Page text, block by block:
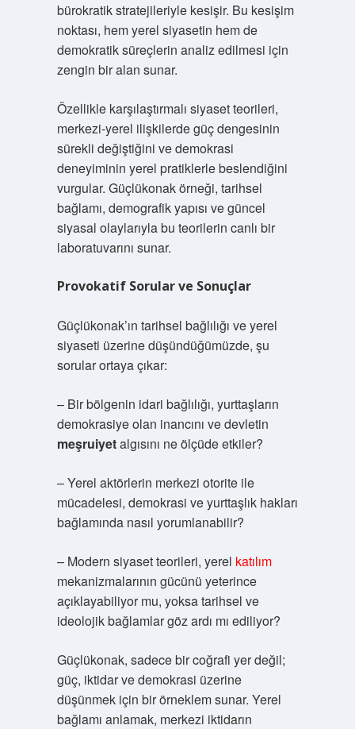
bürokratik stratejileriyle kesişir. Bu kesişim
noktası, hem yerel siyasetin hem de
demokratik süreçlerin analiz edilmesi için
zengin bir alan sunar.
Özellikle karşılaştırmalı siyaset teorileri,
merkezi-yerel ilişkilerde güç dengesinin
sürekli değiştiğini ve demokrasi
deneyiminin yerel pratiklerle beslendiğini
vurgular. Güçlükonak örneği, tarihsel
bağlamı, demografik yapısı ve güncel
siyasal olaylarıyla bu teorilerin canlı bir
laboratuvarını sunar.
Provokatif Sorular ve Sonuçlar
Güçlükonak’ın tarihsel bağlılığı ve yerel
siyaseti üzerine düşündüğümüzde, şu
sorular ortaya çıkar:
– Bir bölgenin idari bağlılığı, yurttaşların
demokrasiye olan inancını ve devletin
meşruiyetalgısını ne ölçüde etkiler?
– Yerel aktörlerin merkezi otorite ile
mücadelesi, demokrasi ve yurttaşlık hakları
bağlamında nasıl yorumlanabilir?
– Modern siyaset teorileri, yerel katılım
mekanizmalarının gücünü yeterince
açıklayabiliyor mu, yoksa tarihsel ve
ideolojik bağlamlar göz ardı mı ediliyor?
Güçlükonak, sadece bir coğrafi yer değil;
güç, iktidar ve demokrasi üzerine
düşünmek için bir örneklem sunar. Yerel
bağlamı anlamak, merkezi iktidarın